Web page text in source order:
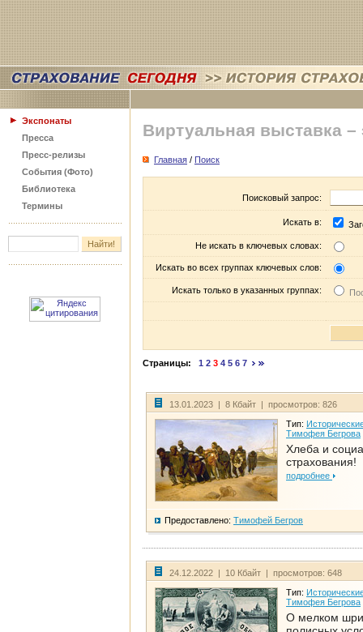
Экспонаты
Пресса
Пресс-релизы
События (Фото)
Библиотека
Термины
Виртуальная выставка –
Главная / Поиск
Поисковый запрос:
Искать в:
Не искать в ключевых словах:
Искать во всех группах ключевых слов:
Искать только в указанных группах:
Страницы: 1 2 3 4 5 6 7
13.01.2023 | 8 Кбайт | просмотров: 826
Тип:
Тимофея Бегрова
Хлеба и
страхования!
подробнее
Предоставлено: Тимофей Бегров
24.12.2022 | 10 Кбайт | просмотров: 648
Тип:
Тимофея Бегрова
О мелком